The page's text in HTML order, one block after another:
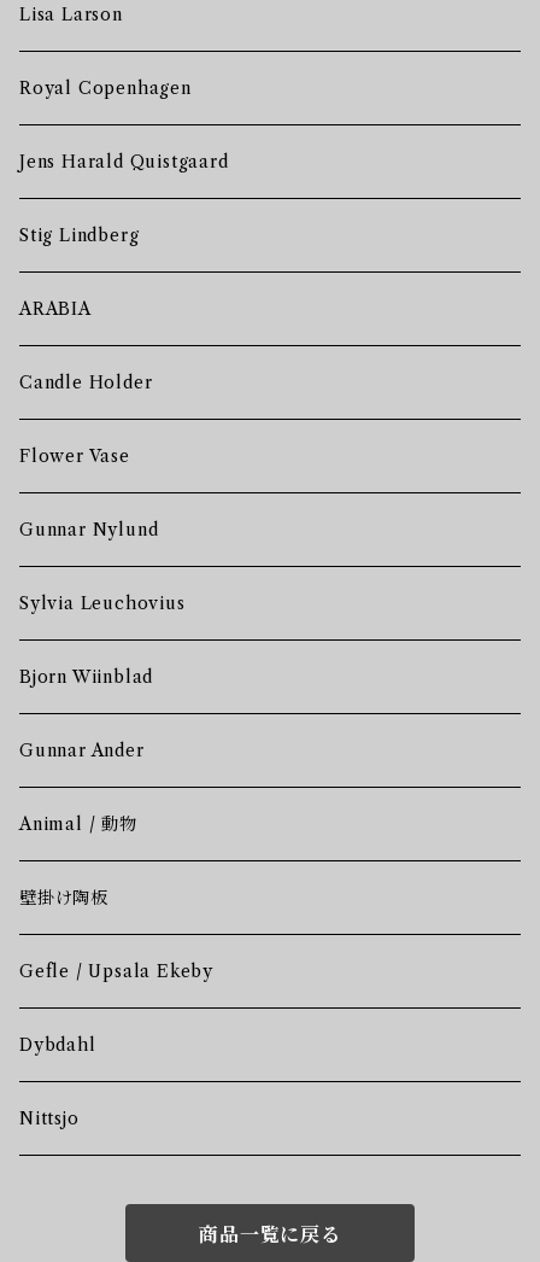
Lisa Larson
Royal Copenhagen
Jens Harald Quistgaard
Stig Lindberg
ARABIA
Candle Holder
Flower Vase
Gunnar Nylund
Sylvia Leuchovius
Bjorn Wiinblad
Gunnar Ander
Animal / 動物
壁掛け陶板
Gefle / Upsala Ekeby
Dybdahl
Nittsjo
商品一覧に戻る